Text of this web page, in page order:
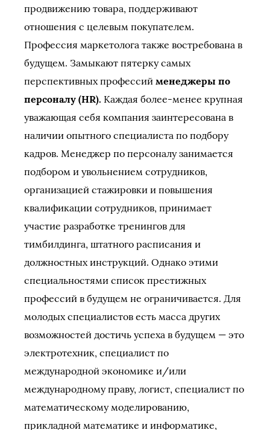
продвижению товара, поддерживают
отношения с целевым покупателем.
Профессия маркетолога также востребована в
будущем. Замыкают пятерку самых
перспективных профессий менеджеры по
персоналу (HR). Каждая более-менее крупная
уважающая себя компания заинтересована в
наличии опытного специалиста по подбору
кадров. Менеджер по персоналу занимается
подбором и увольнением сотрудников,
организацией стажировки и повышения
квалификации сотрудников, принимает
участие разработке тренингов для
тимбилдинга, штатного расписания и
должностных инструкций. Однако этими
специальностями список престижных
профессий в будущем не ограничивается. Для
молодых специалистов есть масса других
возможностей достичь успеха в будущем — это
электротехник, специалист по
международной экономике и/или
международному праву, логист, специалист по
математическому моделированию,
прикладной математике и информатике,